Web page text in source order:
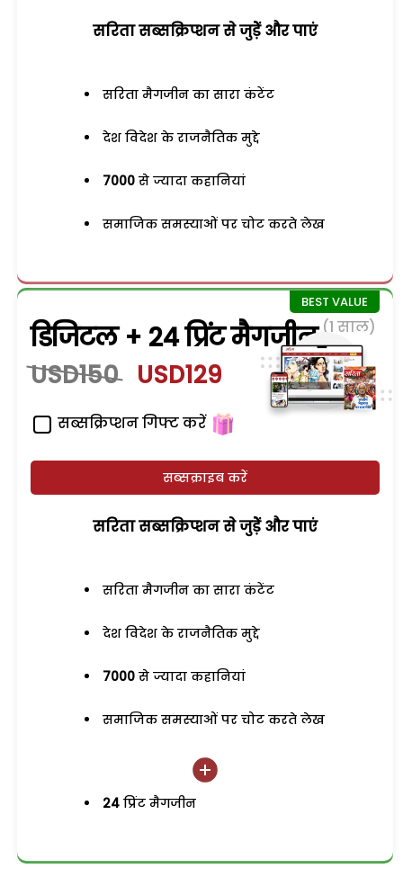
सरिता सब्सक्रिप्शन से जुड़ेें और पाएं
सरिता मैगजीन का सारा कंटेंट
देश विदेश के राजनैतिक मुद्दे
7000 से ज्यादा कहानियां
समाजिक समस्याओं पर चोट करते लेख
डिजिटल + 24 प्रिंट मैगजीन (1 साल)
USD150 USD129
सब्सक्रिप्शन गिफ्ट करें
सब्सक्राइब करें
सरिता सब्सक्रिप्शन से जुड़ेें और पाएं
सरिता मैगजीन का सारा कंटेंट
देश विदेश के राजनैतिक मुद्दे
7000 से ज्यादा कहानियां
समाजिक समस्याओं पर चोट करते लेख
24 प्रिंट मैगजीन